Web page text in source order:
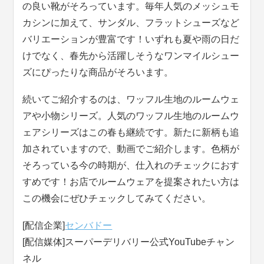
の良い靴がそろっています。毎年人気のメッシュモ
カシンに加えて、サンダル、フラットシューズなど
バリエーションが豊富です！いずれも夏や雨の日だ
けでなく、春先から活躍しそうなワンマイルシュー
ズにぴったりな商品がそろいます。
続いてご紹介するのは、ワッフル生地のルームウェ
アや小物シリーズ。人気のワッフル生地のルームウ
ェアシリーズはこの春も継続です。新たに新柄も追
加されていますので、動画でご紹介します。色柄が
そろっている今の時期が、仕入れのチェックにおす
すめです！お店でルームウェアを提案されたい方は
この機会にぜひチェックしてみてください。
[配信企業]センバドー
[配信媒体]スーパーデリバリー公式YouTubeチャン
ネル